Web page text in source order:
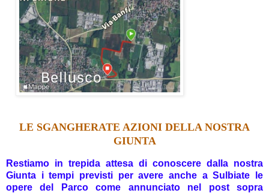
LE SGANGHERATE AZIONI DELLA NOSTRA
GIUNTA
Restiamo in trepida attesa di conoscere dalla nostra
Giunta i tempi previsti per avere anche a Sulbiate le
opere del Parco come annunciato nel post sopra